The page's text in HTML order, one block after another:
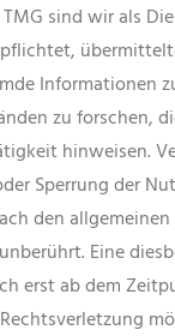
TMG sind wir als
Informationen
zu forschen,
hinweisen.
Sperrung der
den allgemeinen
Eine
erst ab dem